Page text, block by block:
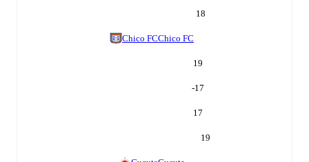
18
Chico FCChico FC
19
-17
17
19